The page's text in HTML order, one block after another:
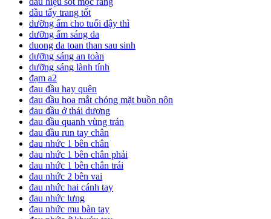
dầu tẩy trang tốt
dưỡng ẩm cho tuổi dậy thì
dưỡng ẩm sáng da
duong da toan than sau sinh
dưỡng sáng an toàn
dưỡng sáng lành tính
đạm a2
đau đầu hay quên
đau đầu hoa mắt chóng mặt buồn nôn
đau đầu ở thái dương
đau đầu quanh vùng trán
đau đầu run tay chân
đau nhức 1 bên chân
đau nhức 1 bên chân phải
đau nhức 1 bên chân trái
đau nhức 2 bên vai
đau nhức hai cánh tay
đau nhức lưng
đau nhức mu bàn tay